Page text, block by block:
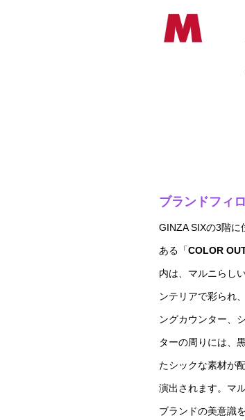
ブランドフィ
GINZA SIXの3階に
ある「COLOR
内は、マルニらし
ンテリアで彩られ
ングカウンター、
ターの周りには、
たシックな素材が
演出されます。マ
ブランドの美意識